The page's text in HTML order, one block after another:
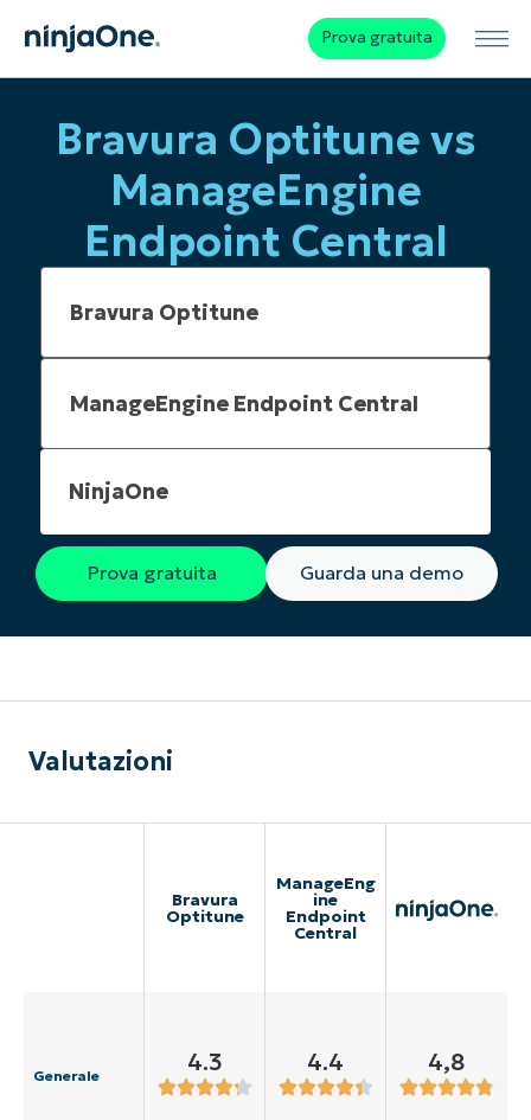
Prova gratuita
Bravura Optitune vs
ManageEngine
Endpoint Central
NinjaOne
Prova gratuita Guarda una demo
Valutazioni
Bravura
Optitune
ManageEng
ine
Endpoint
Central
Generale 4.3 4.4 4,8